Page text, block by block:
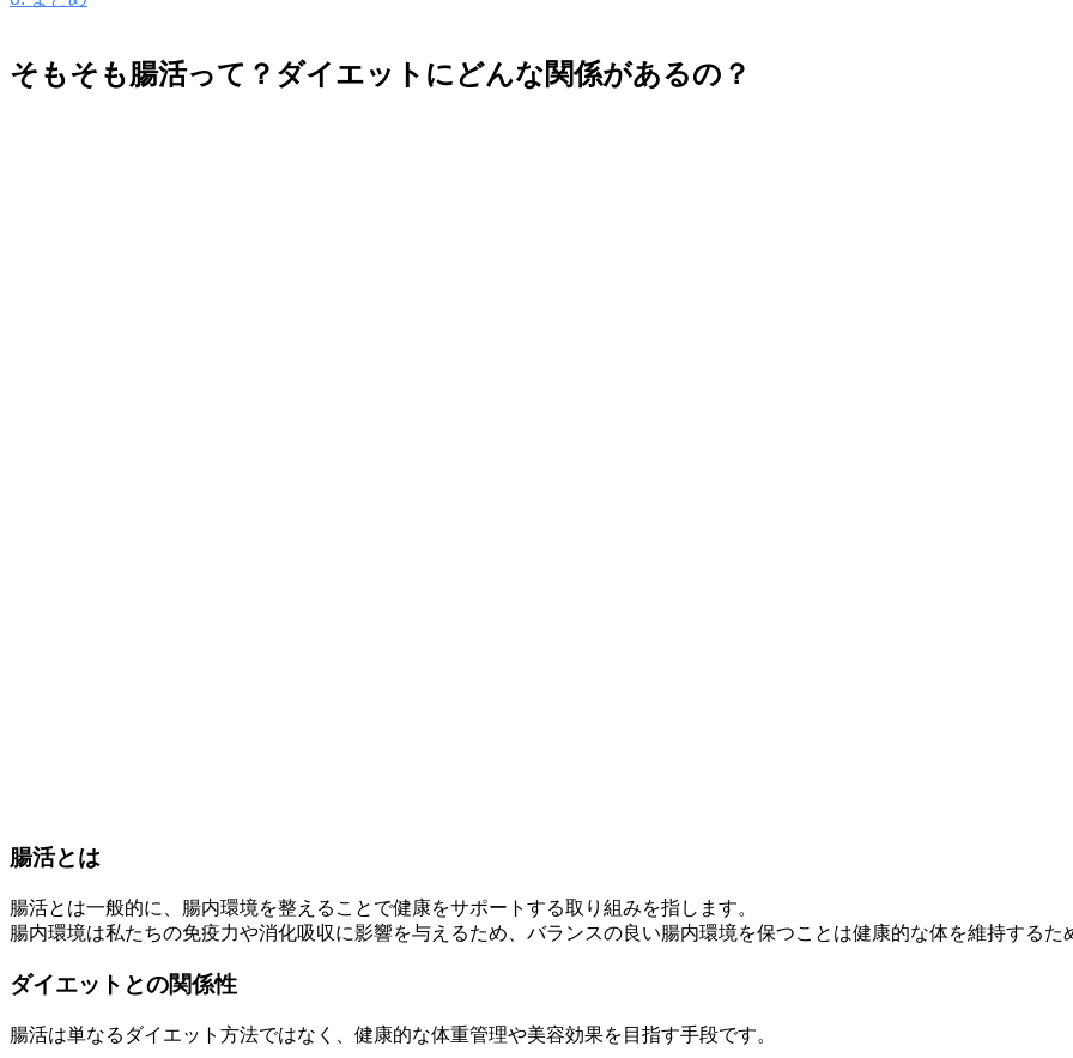
そもそも腸活って？ダイエットにどんな関係があるの？
腸活とは
腸活とは一般的に、 腸内環境を整えることで健康をサポートする取り組みを指します。
腸内環境は私たちの免疫力や消化吸収に影響を与えるため、バランスの良い腸内環境を保つことは健康的な体を維持するた
ダイエットとの関係性
腸活は単なるダイエット方法ではなく、健康的な体重管理や美容効果を目指す手段です。